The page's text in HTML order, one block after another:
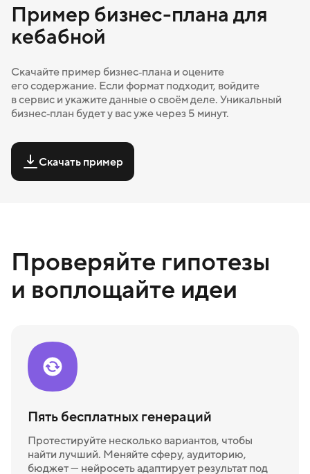
Пример бизнес-плана для
кебабной
Скачайте пример бизнес‑плана и оцените
его содержание. Если формат подходит, войдите
в сервис и укажите данные о своём деле. Уникальный
бизнес‑план будет у вас уже через 5 минут.
Скачать пример
Проверяйте гипотезы
и воплощайте идеи
Пять бесплатных генераций
Протестируйте несколько вариантов, чтобы
найти лучший. Меняйте сферу, аудиторию,
бюджет — нейросеть адаптирует результат под